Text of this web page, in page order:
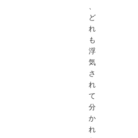
ど
れ
も
浮
気
さ
れ
て
分
か
れ